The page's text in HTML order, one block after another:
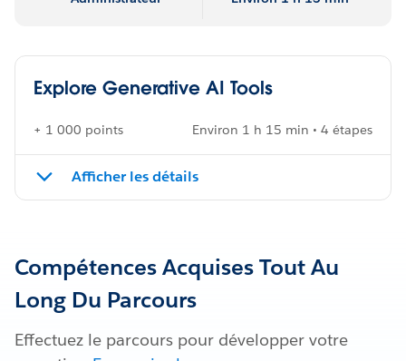
Explore Generative AI Tools
+ 1 000 points Environ 1 h 15 min • 4 étapes
Afficher les détails
Compétences Acquises Tout Au
Long Du Parcours
Effectuez le parcours pour développer votre